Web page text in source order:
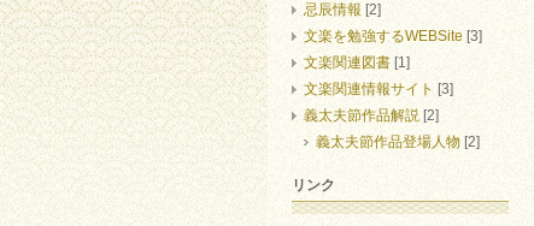
忌辰情報 [2]
文楽を勉強するWEBSite [3]
文楽関連図書 [1]
文楽関連情報サイト [3]
義太夫節作品解説 [2]
義太夫節作品登場人物 [2]
リンク